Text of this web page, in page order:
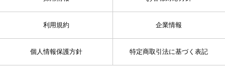
利用規約 企業情報
個人情報保護方針 特定商取引法に基づく表記